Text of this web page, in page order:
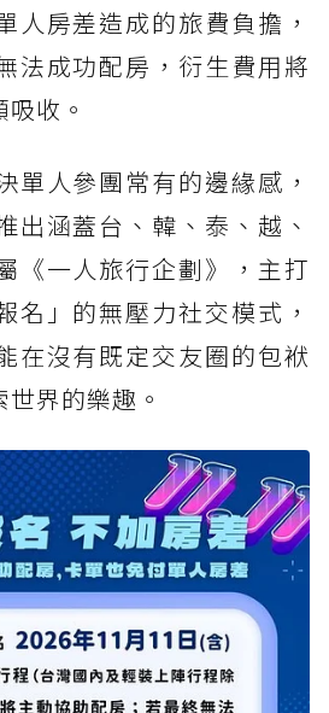
人房差造成的旅費負擔，
法成功配房，衍生費用將
吸收。
單人參團常有的邊緣感，
出涵蓋台、韓、泰、越、
《一人旅行企劃》，主打
名」的無壓力社交模式，
在沒有既定交友圈的包袱
界的樂趣。